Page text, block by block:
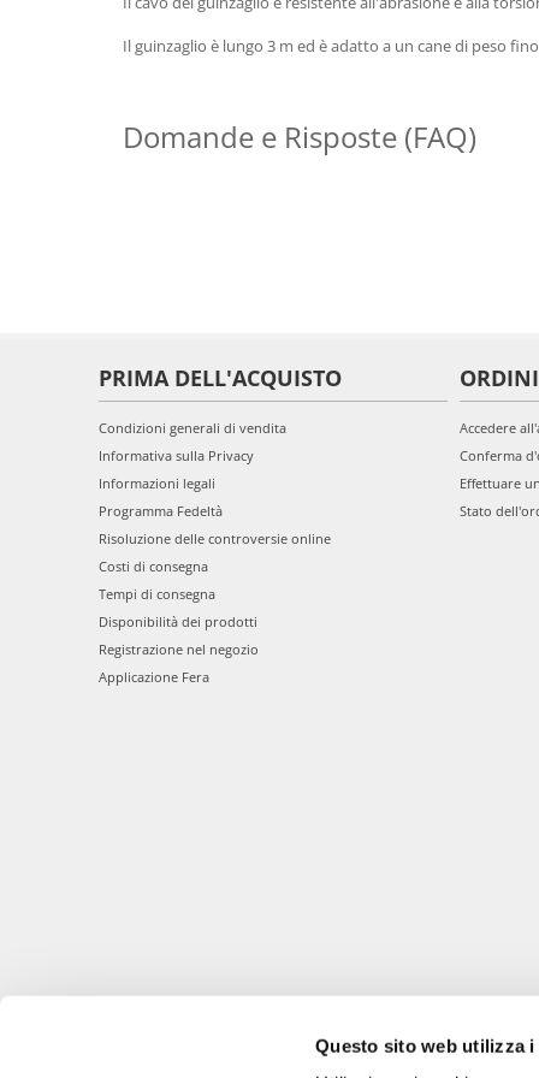
Questo sito web utilizza i
Il guinzaglio è lungo 3 m ed è adatto a un cane di peso
Domande e Risposte (FAQ)
PRIMA DELL'ACQUISTO
Condizioni generali di vendita
Informativa sulla Privacy
Informazioni legali
Programma Fedeltà
Risoluzione delle controversie online
Costi di consegna
Tempi di consegna
Disponibilità dei prodotti
Registrazione nel negozio
Applicazione Fera
ORDINI
Accedere
Conferma
Effettuare
Stato